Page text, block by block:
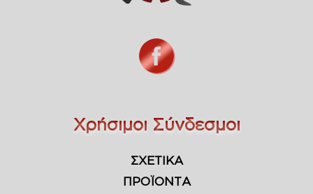
Χρήσιμοι Σύνδεσμοι
ΣΧΕΤΙΚΑ
ΠΡΟΪΟΝΤΑ